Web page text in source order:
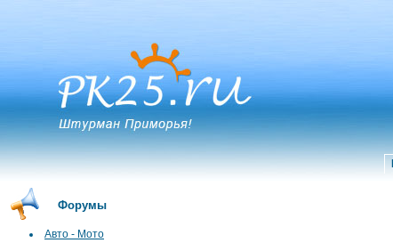
Форумы
Авто - Мото